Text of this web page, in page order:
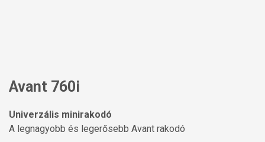
Avant 760i
Univerzális minirakodó
A legnagyobb és legerősebb Avant rakodó